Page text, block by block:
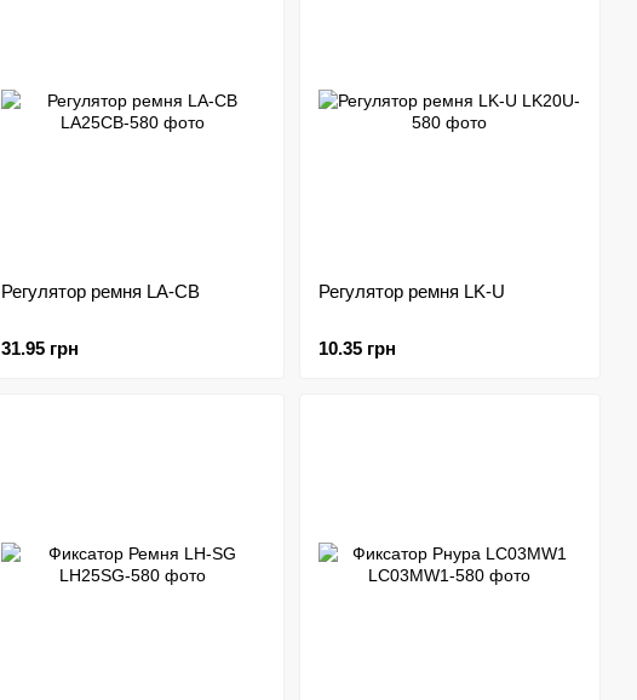
Регулятор ремня LA-CB
31.95 грн
Регулятор ремня LK-U
10.35 грн